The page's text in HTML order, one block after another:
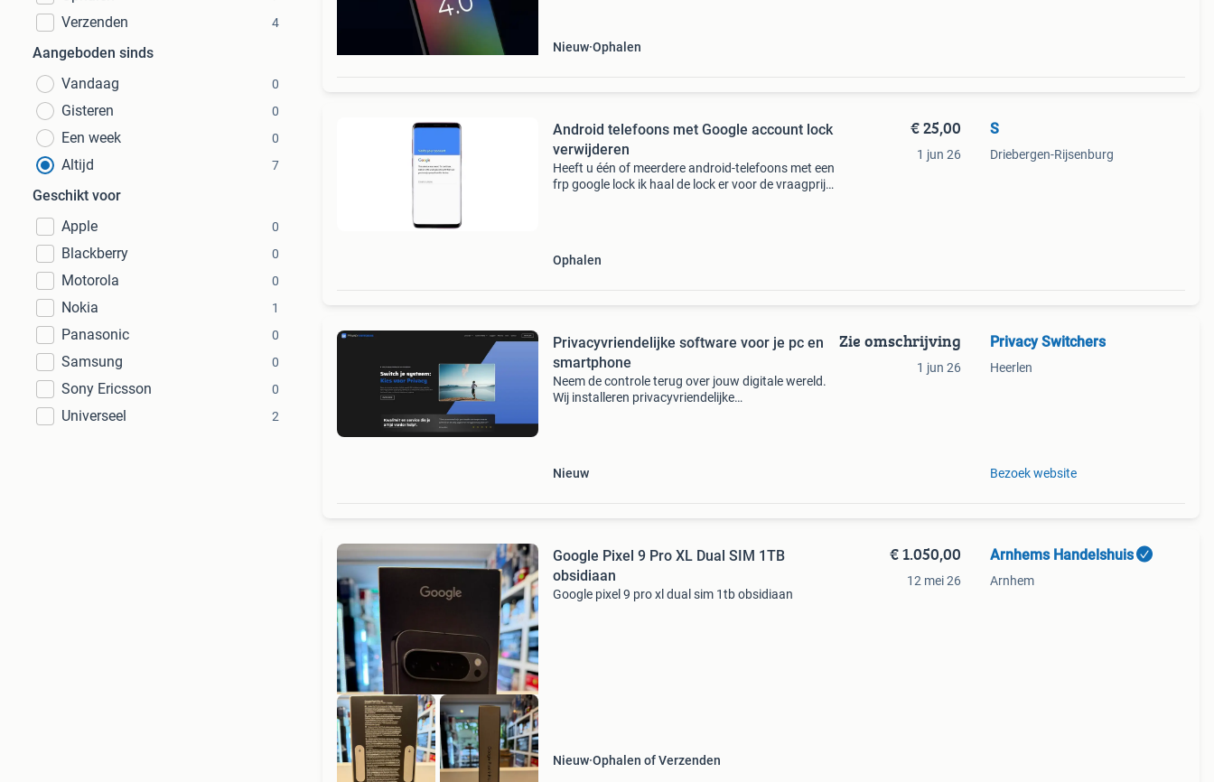
Verzenden 4
Aangeboden sinds
Vandaag
0
Gisteren 0
Een week 0
Altijd 7
Geschikt voor
Apple
0
Blackberry 0
Motorola 0
Nokia 1
Panasonic 0
Samsung 0
Sony Ericsson 0
Universeel 2
Nieuw Ophalen
Android telefoons met Google account lock
verwijderen
Heeft u één of meerdere android-telefoons met een
frp google lock ik haal de lock er voor de vraagprijs
Ophalen
€ 25,00
1 jun 26
S
Driebergen-Rijsenburg
Privacyvriendelijke software voor je pc en
smartphone
Neem de controle terug over jouw digitale wereld.
Wij installeren privacyvriendelijke
Nieuw
Zie omschrijving
1 jun 26
Privacy Switchers
Heerlen
Bezoek website
Google Pixel 9 Pro XL Dual SIM 1TB
obsidiaan
Google pixel 9 pro xl dual sim 1tb obsidiaan
Nieuw Ophalen of Verzenden
€ 1.050,00
12 mei 26
Arnhems Handelshuis
Arnhem